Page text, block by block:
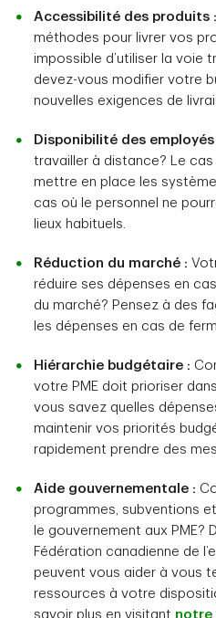
Accessibilité des produits :
méthodes pour livrer vos
impossible d’utiliser la voie
devez-vous modifier votre
nouvelles exigences de
Disponibilité des employés
travailler à distance? Le
mettre en place les
cas où le personnel ne
lieux habituels.
Réduction du marché :
réduire ses dépenses en
du marché? Pensez à des
les dépenses en cas de
Hiérarchie budgétaire :
votre PME doit prioriser
vous savez quelles
maintenir vos priorités
rapidement prendre des
Aide gouvernementale :
programmes, subventions
le gouvernement aux PME?
Fédération canadienne de
peuvent vous aider à vous
ressources à votre
savoir plus en visitant notre